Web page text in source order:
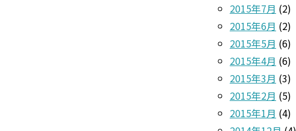
2015年7月 (2)
2015年6月 (2)
2015年5月 (6)
2015年4月 (6)
2015年3月 (3)
2015年2月 (5)
2015年1月 (4)